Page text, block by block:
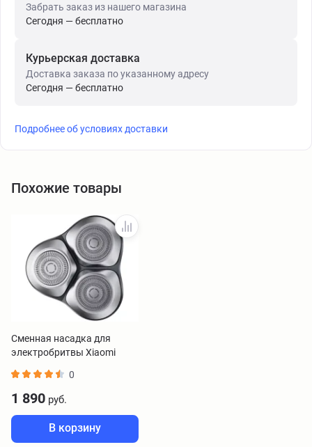
Забрать заказ из нашего магазина
Сегодня — бесплатно
Курьерская доставка
Доставка заказа по указанному адресу
Сегодня — бесплатно
Подробнее об условиях доставки
Похожие товары
Сменная насадка для
электробритвы Xiaomi
BHR7448GL 0
1 890 руб.
В корзину